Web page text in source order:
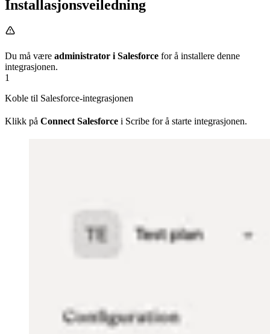
Installasjonsveiledning
Du må være administrator i Salesforce for å installere denne
integrasjonen.
1
Koble til Salesforce-integrasjonen
Klikk på Connect Salesforce i Scribe for å starte integrasjonen.